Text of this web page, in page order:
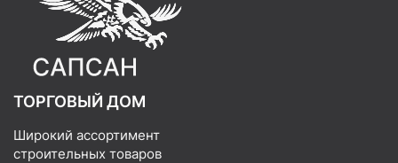
ТОРГОВЫЙ ДОМ
Широкий ассортимент
строительных товаров